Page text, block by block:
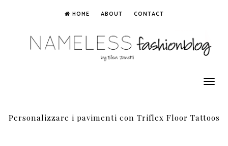
HOME ABOUT CONTACT
Toggle
navigation
Personalizzare i pavimenti con Triflex Floor Tattoos